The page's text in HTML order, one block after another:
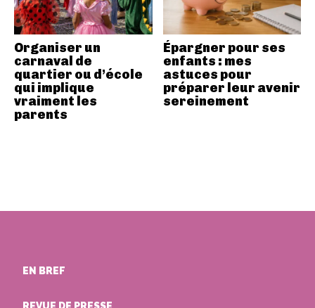
Organiser un
carnaval de
quartier ou d’école
qui implique
vraiment les
parents
Épargner pour ses
enfants : mes
astuces pour
préparer leur avenir
sereinement
EN BREF
REVUE DE PRESSE